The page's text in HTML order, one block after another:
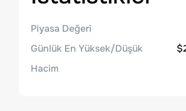
Piyasa Değeri
Günlük En Yüksek/Düşük
Hacim